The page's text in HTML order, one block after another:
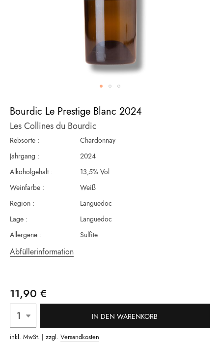
Bourdic Le Prestige Blanc 2024
Les Collines du Bourdic
Rebsorte :
Chardonnay
Jahrgang :
2024
Alkoholgehalt :
13,5% Vol
Weinfarbe :
Weiß
Region :
Languedoc
Lage :
Languedoc
Allergene :
Sulfite
Abfüllerinformation
11,90 €
IN DEN WARENKORB
inkl. MwSt. | zzgl. Versandkosten
Anfang
der
Bildergalerie
springen